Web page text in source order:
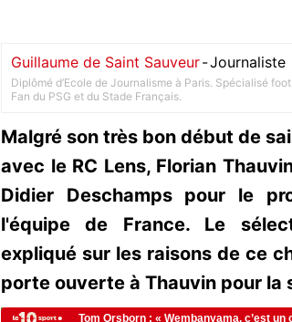
Guillaume de Saint Sauveur-Journaliste
Diplômé d’Ecole de Journalisme à Paris. Spécialisé
Fan du PSG et du Stade Français.
Malgré son très bon début de
avec le RC Lens, Florian
Didier Deschamps pour le
l'équipe de France. Le
expliqué sur les raisons de ce
porte ouverte à Thauvin pour la